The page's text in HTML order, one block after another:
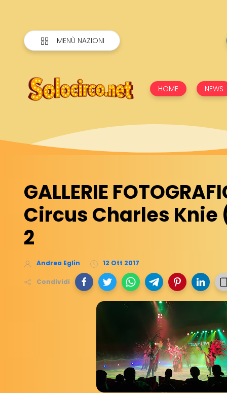
MENÙ NAZIONI
HOME NEWS
GALLERIE
Circus Charles
2
Andrea Eglin 12 Ott 2017
Condividi